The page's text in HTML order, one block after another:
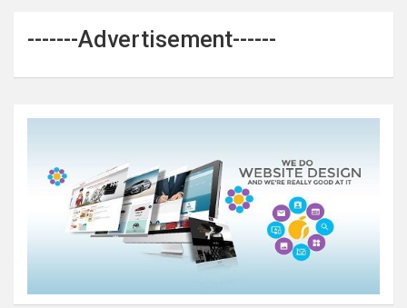
-------Advertisement------